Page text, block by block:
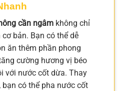
cần ngâm không chỉ
bản. Bạn có thể dễ
ăn thêm phần phong
cường hương vị béo
với nước cốt dừa. Thay
có thể pha nước cốt